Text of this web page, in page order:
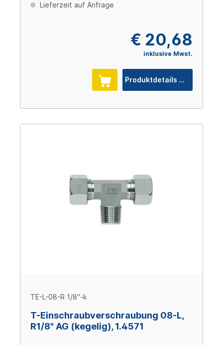
Lieferzeit auf Anfrage
€ 20,68
inklusive Mwst.
Produktdetails
TE-L-08-R 1/8"-k
T-Einschraubverschraubung 08-L,
R1/8" AG (kegelig), 1.4571